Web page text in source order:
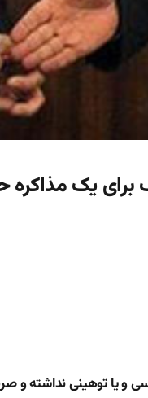
برای یک مذاکره
و یا توهینی نداشته و